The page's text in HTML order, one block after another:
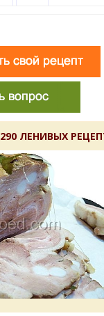
290 ЛЕНИВЫХ